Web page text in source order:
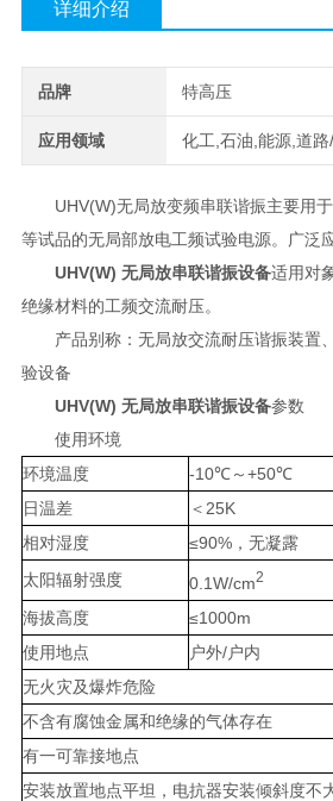
详细介绍
品牌 特高压
应用领域 化工,石油,能源,道
UHV(W)无局放变频串联谐振主要用于
等试品的无局部放电工频试验电源。广泛
UHV(W) 无局放串联谐振设备适用对
绝缘材料的工频交流耐压。
产品别称：无局放交流耐压谐振装置
验设备
UHV(W) 无局放串联谐振设备参数
使用环境
环境温度
-10℃～+50℃
日温差
＜25K
相对湿度
≤90%，无凝露
太阳辐射强度
0.1W/cm2
海拔高度
≤1000m
使用地点
户外/户内
无火灾及爆炸危险
不含有腐蚀金属和绝缘的气体存在
有一可靠接地点
安装放置地点平坦，电抗器安装倾斜度不